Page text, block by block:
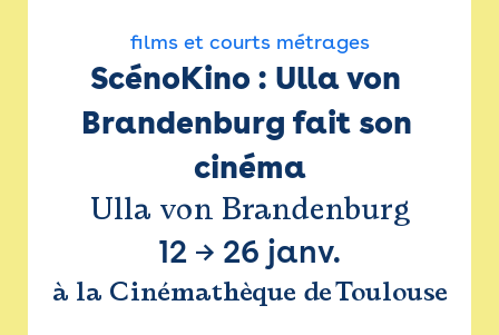
films et courts métrages
ScénoKino : Ulla von
Brandenburg fait son
cinéma
Ulla von Brandenburg
12 → 26 janv.
à la Cinémathèque de Toulouse